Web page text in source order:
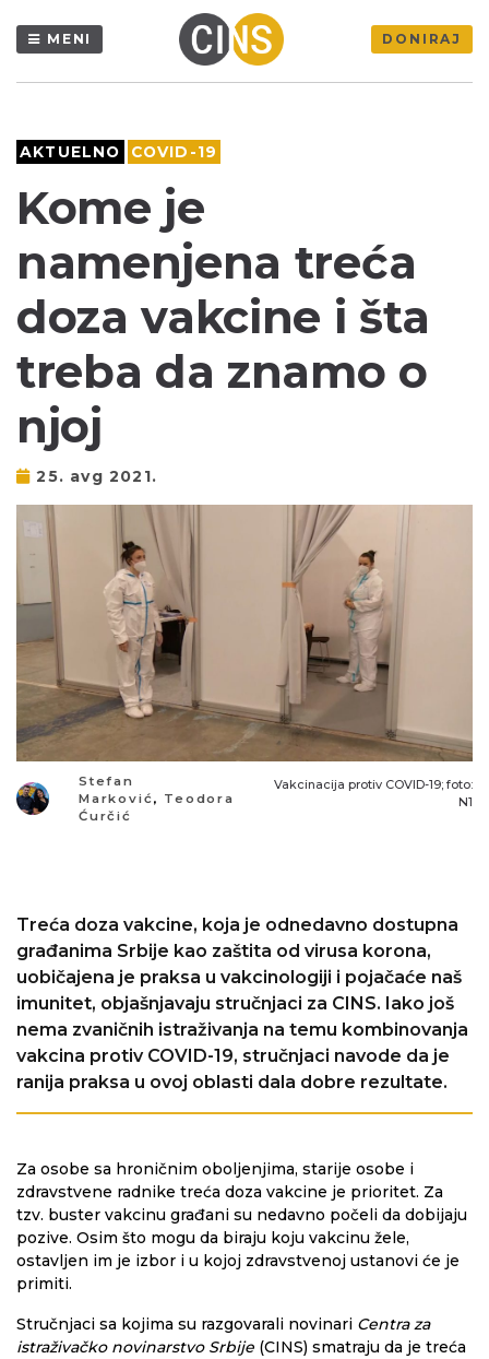
MENI DONIRAJ
AKTUELNO COVID-19
Kome je
namenjena treća
doza vakcine i šta
treba da znamo o
njoj
25. avg 2021.
Stefan
Marković, Teodora
Ćurčić
Vakcinacija protiv COVID-19; foto:
N1
Treća doza vakcine, koja je odnedavno dostupna
građanima Srbije kao zaštita od virusa korona,
uobičajena je praksa u vakcinologiji i pojačaće naš
imunitet, objašnjavaju stručnjaci za CINS. Iako još
nema zvaničnih istraživanja na temu kombinovanja
vakcina protiv COVID-19, stručnjaci navode da je
ranija praksa u ovoj oblasti dala dobre rezultate.
Za osobe sa hroničnim oboljenjima, starije osobe i
zdravstvene radnike treća doza vakcine je prioritet. Za
tzv. buster vakcinu građani su nedavno počeli da dobijaju
pozive. Osim što mogu da biraju koju vakcinu žele,
ostavljen im je izbor i u kojoj zdravstvenoj ustanovi će je
primiti.
Stručnjaci sa kojima su razgovarali novinari Centra za
istraživačko novinarstvo Srbije (CINS) smatraju da je treća